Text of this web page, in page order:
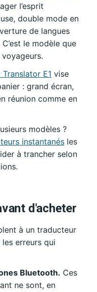
l’esprit
double mode en
de langues
le modèle que
Translator E1 vise
: grand écran,
réunion comme en
modèles ?
instantanés les
à trancher selon
d'acheter
à un traducteur
les erreurs qui
Bluetooth. Ces
ne sont, en